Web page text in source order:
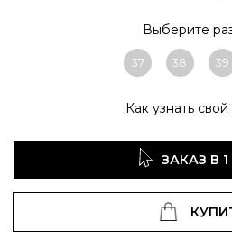
Выберите
37 38 39
Как узнать
ЗАКАЗ В